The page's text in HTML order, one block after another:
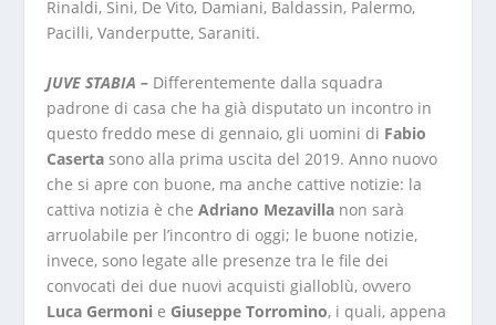
Rinaldi, Sini, De Vito, Damiani, Baldassin, Palermo,
Pacilli, Vanderputte, Saraniti.
JUVE STABIA – Differentemente dalla squadra
padrone di casa che ha già disputato un incontro in
questo freddo mese di gennaio, gli uomini di Fabio
Caserta sono alla prima uscita del 2019. Anno nuovo
che si apre con buone, ma anche cattive notizie: la
cattiva notizia è cheAdriano Mezavilla non sarà
arruolabile per l’incontro di oggi; le buone notizie,
invece, sono legate alle presenze tra le file dei
convocati dei due nuovi acquisti gialloblù, ovvero
Luca Germoni e Giuseppe Torromino, i quali, appena